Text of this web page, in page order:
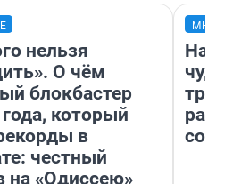
нельзя
О чём
блокбастер
года, который
в
честный
на «Одиссею»